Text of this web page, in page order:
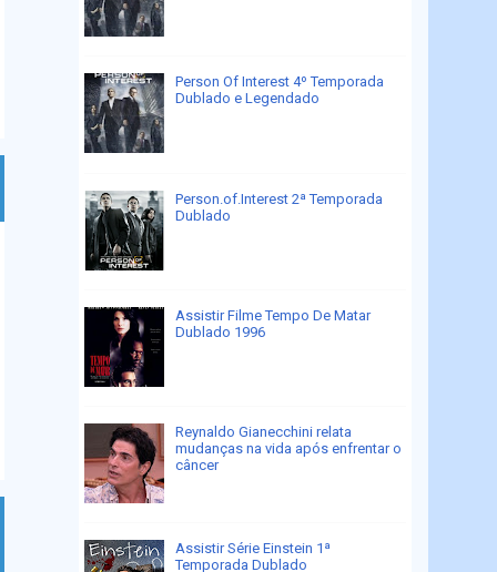
Person Of Interest 4º Temporada
Dublado e Legendado
Person.of.Interest 2ª Temporada
Dublado
Assistir Filme Tempo De Matar
Dublado 1996
Reynaldo Gianecchini relata
mudanças na vida após enfrentar o
câncer
Assistir Série Einstein 1ª
Temporada Dublado